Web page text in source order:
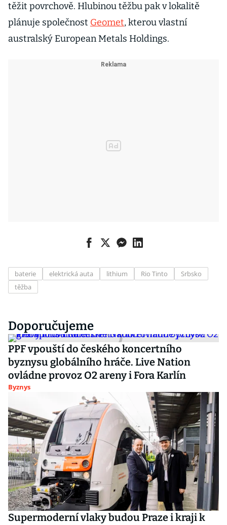
těžit povrchově. Hlubinou těžbu pak v lokalitě
plánuje společnost Geomet, kterou vlastní
australský European Metals Holdings.
baterie elektrická auta lithium Rio Tinto
Srbsko
těžba
Doporučujeme
PPF vpouští do českého koncertního
byznysu globálního hráče. Live Nation
ovládne provoz O2 areny i Fora Karlín
Byznys
Supermoderní vlaky budou Praze i kraji k